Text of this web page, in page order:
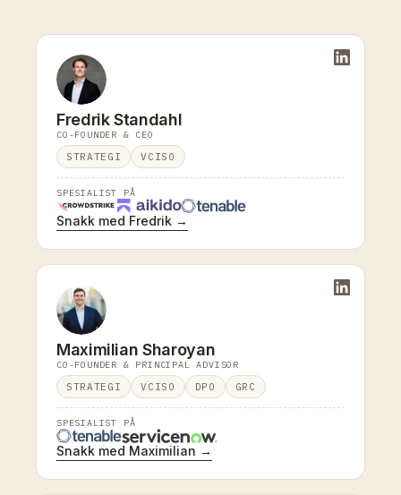
Fredrik Standahl
CO-FOUNDER & CEO
STRATEGI VCISO
SPESIALIST PÅ
Snakk med Fredrik →
Maximilian Sharoyan
CO-FOUNDER & PRINCIPAL ADVISOR
STRATEGI VCISO DPO GRC
SPESIALIST PÅ
Snakk med Maximilian →